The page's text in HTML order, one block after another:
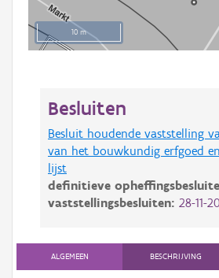
10 m
Besluiten
Besluit houdende vaststelling
van het bouwkundig erfgoed
lijst
definitieve
vaststellingsbesluiten: 28-11-
ALGEMEEN BESCHRIJVING